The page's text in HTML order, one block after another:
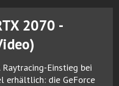
2070 -
Einstieg bei
erhältlich: die GeForce